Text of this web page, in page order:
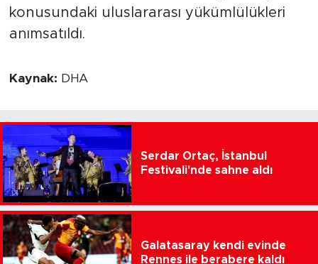
konusundaki uluslararası yükümlülükleri
anımsatıldı.
Kaynak: DHA
Serdar Ortaç, İstanbul
Festivali'nde sahne aldı
Galatasaray kendi evinde
Rennes ile berabere kaldı